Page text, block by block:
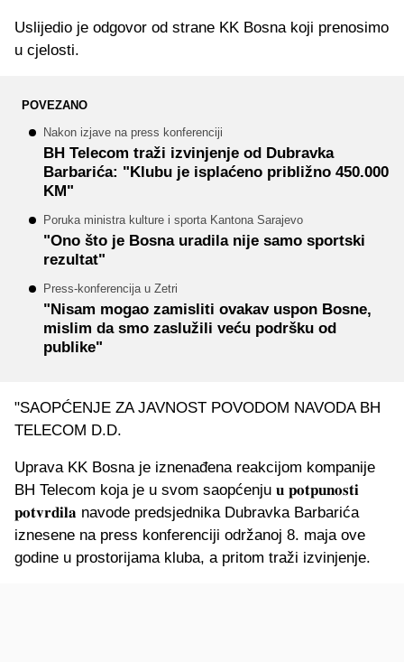
Uslijedio je odgovor od strane KK Bosna koji prenosimo
u cjelosti.
POVEZANO
Nakon izjave na press konferenciji
BH Telecom traži izvinjenje od Dubravka
Barbarića: "Klubu je isplaćeno približno 450.000
KM"
Poruka ministra kulture i sporta Kantona Sarajevo
"Ono što je Bosna uradila nije samo sportski
rezultat"
Press-konferencija u Zetri
"Nisam mogao zamisliti ovakav uspon Bosne,
mislim da smo zaslužili veću podršku od
publike"
"SAOPĆENJE ZA JAVNOST POVODOM NAVODA BH
TELECOM D.D.
Uprava KK Bosna je iznenađena reakcijom kompanije
BH Telecom koja je u svom saopćenju 𝐮 𝐩𝐨𝐭𝐩𝐮𝐧𝐨𝐬𝐭𝐢
𝐩𝐨𝐭𝐯𝐫𝐝𝐢𝐥𝐚 navode predsjednika Dubravka Barbarića
iznesene na press konferenciji održanoj 8. maja ove
godine u prostorijama kluba, a pritom traži izvinjenje.